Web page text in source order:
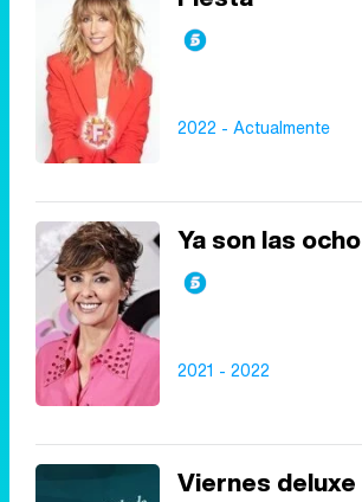
2022 - Actualmente
Ya son las ocho
2021 - 2022
Viernes deluxe